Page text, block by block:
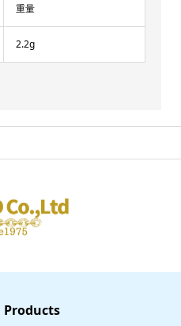
重量
2.2g
​Products